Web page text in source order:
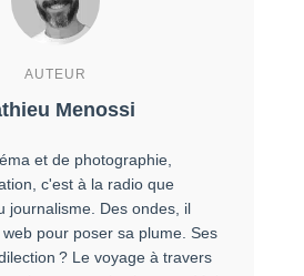
AUTEUR
Menossi
et de photographie,
c'est à la radio que
journalisme. Des ondes, il
pour poser sa plume. Ses
? Le voyage à travers